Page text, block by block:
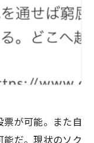
票が可能。また自
能だ。現状のソク